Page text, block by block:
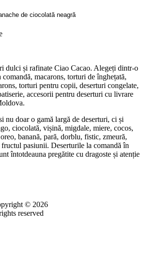
de ciocolată neagră
dulci și rafinate Ciao Cacao. Alegeți dintr-o
macarons, torturi de înghețată,
torturi pentru copii, deserturi congelate,
accesorii pentru deserturi cu livrare
nu doar o gamă largă de deserturi, ci și
ciocolată, vișină, migdale, miere, cocos,
banană, pară, dorblu, fistic, zmeură,
fructul pasiunii. Deserturile la comandă în
întotdeauna pregătite cu dragoste și atenție
© 2026
reserved